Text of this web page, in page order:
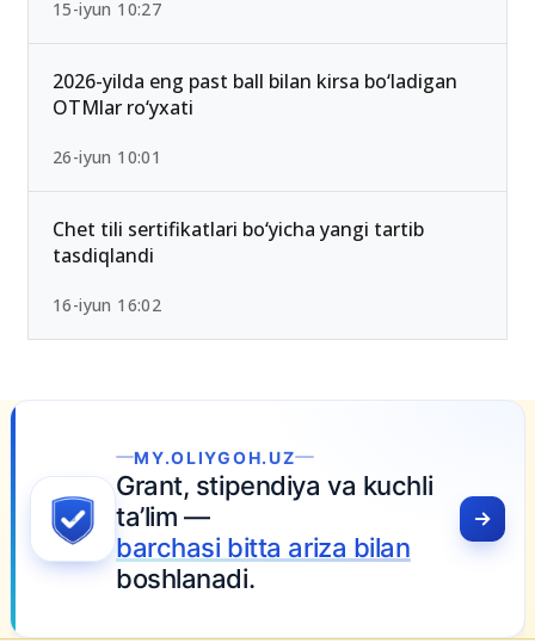
2026/2027 qabulda maksimal ball 189 Bo‘lib
qoldi — Yangi test mezonlari bilan tanishing
15-iyun 10:27
2026-yilda eng past ball bilan kirsa bo‘ladigan
OTMlar ro‘yxati
26-iyun 10:01
Chet tili sertifikatlari bo‘yicha yangi tartib
tasdiqlandi
MY.OLIYGOH.UZ
Grant, stipendiya va kuchli
ta’lim —